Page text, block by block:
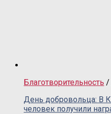
Благотворительность /
День добровольца: В
человек получили